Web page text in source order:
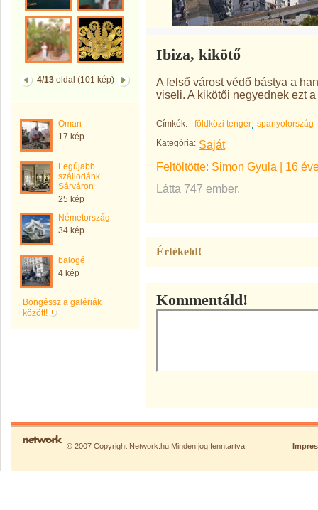
4/13oldal (101 kép)
Oman
17 kép
Legújabb
szállodánk
Sárváron
25 kép
Németország
34 kép
balogé
4 kép
Böngéssz a galériák
között!
Ibiza, kikötő
A felső várost védő bástya a
viseli. A kikötői negyednek ezt
Címkék: földközi tenger spanyolország
Kategória: Saját
Feltöltötte: Simon Gyula | 16
Látta 747 ember.
Értékeld!
Kommentáld!
© 2007 Copyright Network.hu Minden jog fenntartva.